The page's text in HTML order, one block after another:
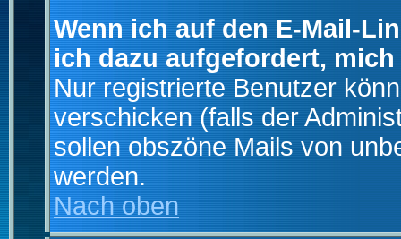
Wenn ich auf den E-Mail-
ich dazu aufgefordert,
Nur registrierte Benutzer
verschicken (falls der
sollen obszöne Mails von
werden.
Nach oben